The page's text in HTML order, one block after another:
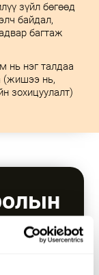
зүйл бөгөөд
байдал,
багтаж
нь нэг талдаа
(жишээ нь,
зохицуулалт)